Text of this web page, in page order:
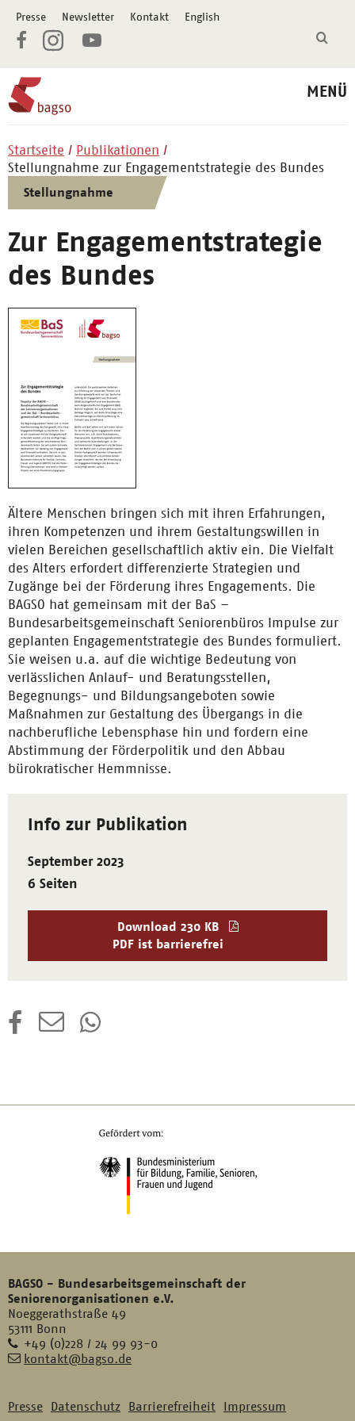
Presse Newsletter Kontakt English
MENÜ
Startseite
Publikationen
Stellungnahme zur Engagementstrategie des Bundes
Stellungnahme
Zur Engagementstrategie
des Bundes
Ältere Menschen bringen sich mit ihren Erfahrungen,
ihren Kompetenzen und ihrem Gestaltungswillen in
vielen Bereichen gesellschaftlich aktiv ein. Die Vielfalt
des Alters erfordert differenzierte Strategien und
Zugänge bei der Förderung ihres Engagements. Die
BAGSO hat gemeinsam mit der BaS –
Bundesarbeitsgemeinschaft Seniorenbüros Impulse zur
geplanten Engagementstrategie des Bundes formuliert.
Sie weisen u.a. auf die wichtige Bedeutung von
verlässlichen Anlauf- und Beratungsstellen,
Begegnungs- und Bildungsangeboten sowie
Maßnahmen zur Gestaltung des Übergangs in die
nachberufliche Lebensphase hin und fordern eine
Abstimmung der Förderpolitik und den Abbau
bürokratischer Hemmnisse.
Info zur Publikation
September 2023
6 Seiten
Download 230 KB
PDF ist barrierefrei
BAGSO - Bundesarbeitsgemeinschaft der
Seniorenorganisationen e.V.
Noeggerathstraße 49
53111 Bonn
Telefon
+49 (0)228 / 24 99 93-0
E- kontakt@bagso.de
Presse Datenschutz Barrierefreiheit Impressum